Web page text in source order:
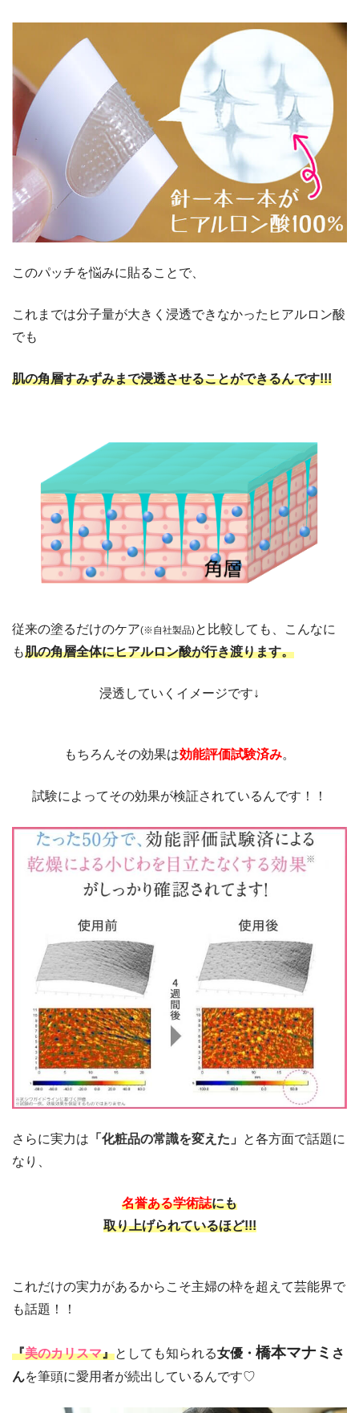
このパッチを悩みに貼ることで、
これまでは分子量が大きく浸透できなかったヒアルロン酸
でも
肌の角層すみずみまで浸透させることができるんです!!!
従来の塗るだけのケア(※自社製品)と比較しても、こんなに
も肌の角層全体にヒアルロン酸が行き渡ります。
浸透していくイメージです↓
もちろんその効果は効能評価試験済み。
試験によってその効果が検証されているんです！！
さらに実力は 「 化粧品の常識を変えた 」 と各方面で話題に
なり、
名誉ある学術誌にも
取り上げられているほど!!!
これだけの実力があるからこそ主婦の枠を超えて芸能界で
も話題！！
『美のカリスマ』としても知られる女優・ 橋本マナミ さ
んを筆頭に愛用者が続出しているんです♡